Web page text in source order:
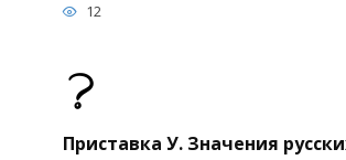
12
Приставка У. Значения